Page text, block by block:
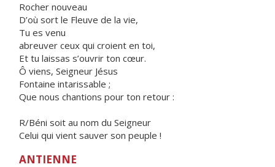
Rocher nouveau
D’où sort le Fleuve de la vie,
Tu es venu
abreuver ceux qui croient en toi,
Et tu laissas s’ouvrir ton cœur.
Ô viens, Seigneur Jésus
Fontaine intarissable ;
Que nous chantions pour ton retour :
R/Béni soit au nom du Seigneur
Celui qui vient sauver son peuple !
ANTIENNE